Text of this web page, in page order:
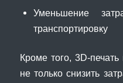
Уменьшение
транспортировку
Кроме того, 3D-
не только снизить